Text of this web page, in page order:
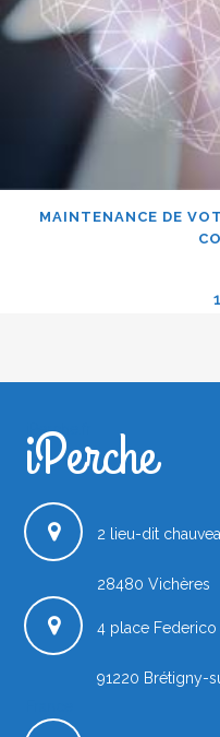
MAINTENANCE DE
iPerche.fr
iPerche
2 lieu-dit
28480 Vichères
4 place Federico
91220 Brétigny-